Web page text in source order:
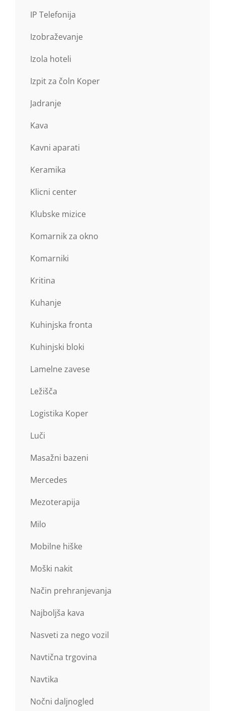
IP Telefonija
Izobraževanje
Izola hoteli
Izpit za čoln Koper
Jadranje
Kava
Kavni aparati
Keramika
Klicni center
Klubske mizice
Komarnik za okno
Komarniki
Kritina
Kuhanje
Kuhinjska fronta
Kuhinjski bloki
Lamelne zavese
Ležišča
Logistika Koper
Luči
Masažni bazeni
Mercedes
Mezoterapija
Milo
Mobilne hiške
Moški nakit
Način prehranjevanja
Najboljša kava
Nasveti za nego vozil
Navtična trgovina
Navtika
Nočni daljnogled